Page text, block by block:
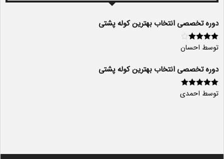
دوره تخصصی انتخاب بهترین کوله پشتی
امتیاز 4از
توسط احسان
دوره تخصصی انتخاب بهترین کوله پشتی
امتیاز 5از 5
توسط احمدی